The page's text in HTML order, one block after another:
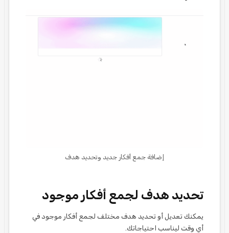
إضافة جمع أفكار جديد وتحديد هدف
تحديد هدف لجمع أفكار موجود
يمكنك تعديل أو تحديد هدف مختلف لجمع أفكار موجود في
أي وقت ليناسب احتياجاتك.